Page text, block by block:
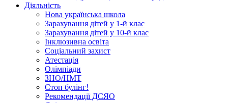
Діяльність
Нова українська школа
Зарахування дітей у 1-й клас
Зарахування дітей у 10-й клас
Інклюзивна освіта
Соціальний захист
Атестація
Олімпіади
ЗНО/НМТ
Стоп булінг!
Рекомендації ДСЯО